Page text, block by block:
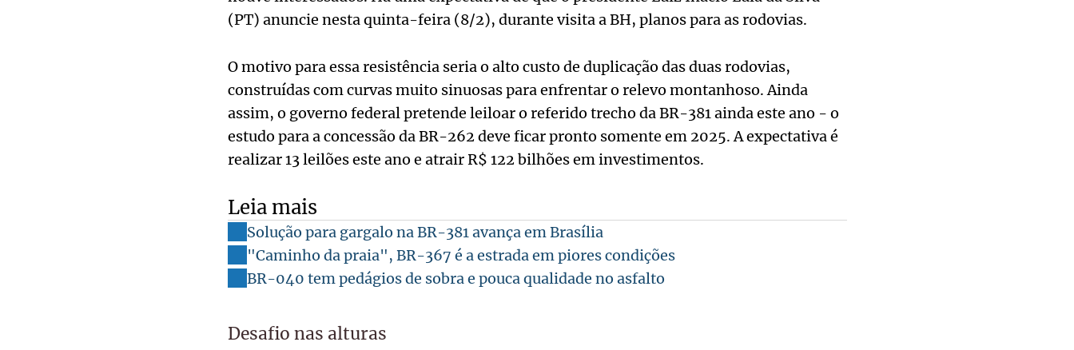
(PT) anuncie nesta quinta-feira (8/2), durante visita a BH, planos para as rodovias.
O motivo para essa resistência seria o alto custo de duplicação das duas rodovias,
construídas com curvas muito sinuosas para enfrentar o relevo montanhoso. Ainda
assim, o governo federal pretende leiloar o referido trecho da BR-381 ainda este ano - o
estudo para a concessão da BR-262 deve ficar pronto somente em 2025. A expectativa é
realizar 13 leilões este ano e atrair R$ 122 bilhões em investimentos.
Leia mais
Solução para gargalo na BR-381 avança em Brasília
"Caminho da praia", BR-367 é a estrada em piores condições
BR-040 tem pedágios de sobra e pouca qualidade no asfalto
Desafio nas alturas